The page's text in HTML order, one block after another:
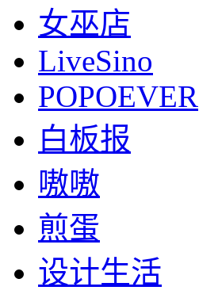
女巫店
LiveSino
POPOEVER
白板报
嗷嗷
煎蛋
设计生活